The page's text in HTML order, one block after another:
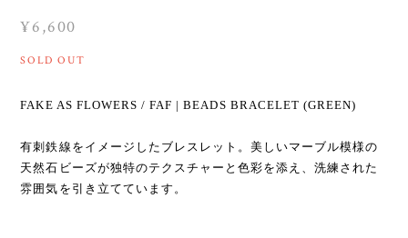
¥6,600
SOLD OUT
FAKE AS FLOWERS / FAF | BEADS BRACELET (GREEN)
有刺鉄線をイメージしたブレスレット。美しいマーブル模様の
天然石ビーズが独特のテクスチャーと色彩を添え、洗練された
雰囲気を引き立てています。